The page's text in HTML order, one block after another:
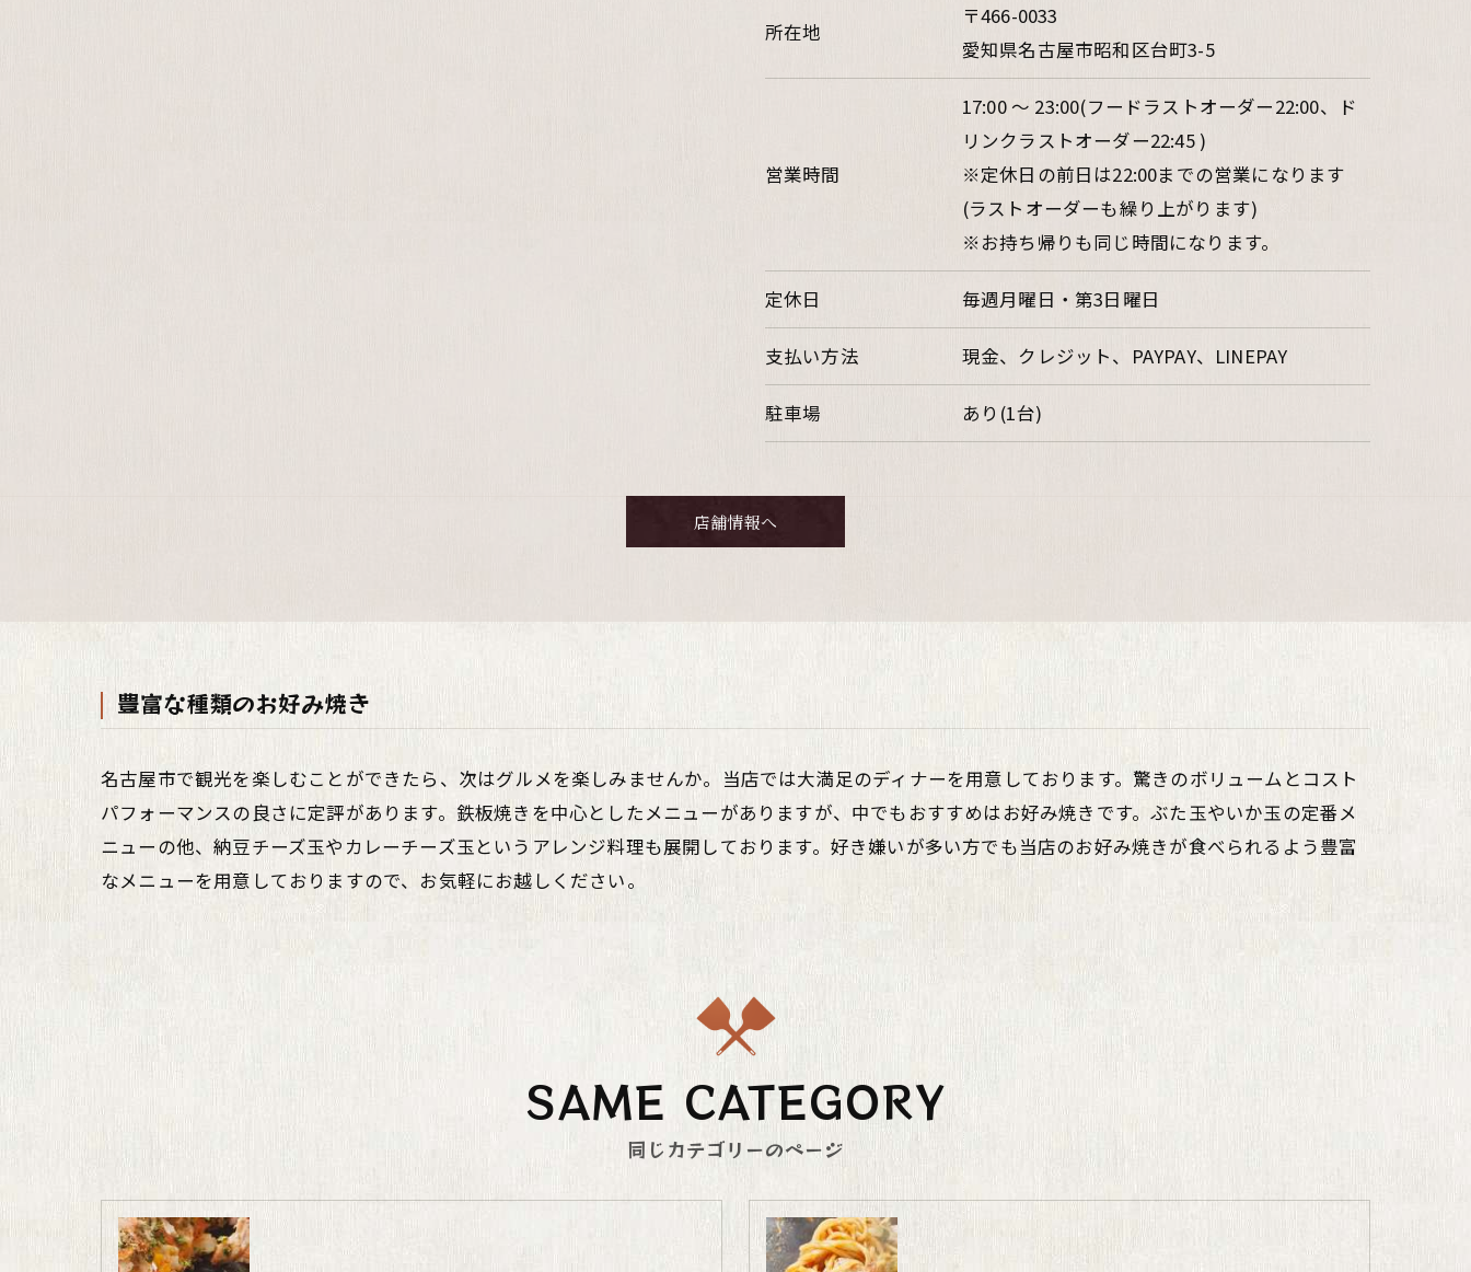
所在地
〒466-0033
愛知県名古屋市昭和区台町3-5
営業時間
17:00 ～ 23:00(フードラストオーダー22:00、ド
リンクラストオーダー22:45 )
※定休日の前日は22:00までの営業になります
(ラストオーダーも繰り上がります)
※お持ち帰りも同じ時間になります。
定休日 毎週月曜日・第3日曜日
支払い方法 現金、クレジット、PAYPAY、LINEPAY
駐車場 あり(1台)
店舗情報へ
豊富な種類のお好み焼き
名古屋市で観光を楽しむことができたら、次はグルメを楽しみませんか。当店では大満足のディナーを用意しております。驚きのボリュームとコスト
パフォーマンスの良さに定評があります。鉄板焼きを中心としたメニューがありますが、中でもおすすめはお好み焼きです。ぶた玉やいか玉の定番メ
ニューの他、納豆チーズ玉やカレーチーズ玉というアレンジ料理も展開しております。好き嫌いが多い方でも当店のお好み焼きが食べられるよう豊富
なメニューを用意しておりますので、お気軽にお越しください。
同じカテゴリーのページ
SAME CATEGORY